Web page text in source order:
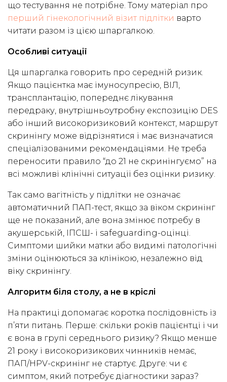
що тестування не потрібне. Тому матеріал про
перший гінекологічний візит підлітки варто
читати разом із цією шпаргалкою.
Особливі ситуації
Ця шпаргалка говорить про середній ризик.
Якщо пацієнтка має імуносупресію, ВІЛ,
трансплантацію, попереднє лікування
передраку, внутрішньоутробну експозицію DES
або інший високоризиковий контекст, маршрут
скринінгу може відрізнятися і має визначатися
спеціалізованими рекомендаціями. Не треба
переносити правило “до 21 не скринінгуємо” на
всі можливі клінічні ситуації без оцінки ризику.
Так само вагітність у підлітки не означає
автоматичний ПАП-тест, якщо за віком скринінг
ще не показаний, але вона змінює потребу в
акушерській, ІПСШ- і safeguarding-оцінці.
Симптоми шийки матки або видимі патологічні
зміни оцінюються за клінікою, незалежно від
віку скринінгу.
Алгоритм біля столу, а не в кріслі
На практиці допомагає коротка послідовність із
п’яти питань. Перше: скільки років пацієнтці і чи
є вона в групі середнього ризику? Якщо менше
21 року і високоризикових чинників немає,
ПАП/HPV-скринінг не стартує. Друге: чи є
симптом, який потребує діагностики зараз?